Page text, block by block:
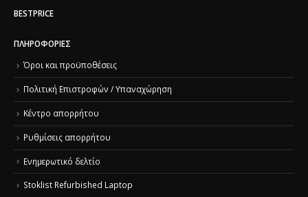
BESTPRICE
ΠΛΗΡΟΦΟΡΊΕΣ
Όροι και προϋποθέσεις
Πολιτική Επιστροφών / Υπαναχώρηση
Κέντρο απορρήτου
Ρυθμίσεις απορρήτου
Ενημερωτικό δελτίο
Stoklist Refurbished Laptop